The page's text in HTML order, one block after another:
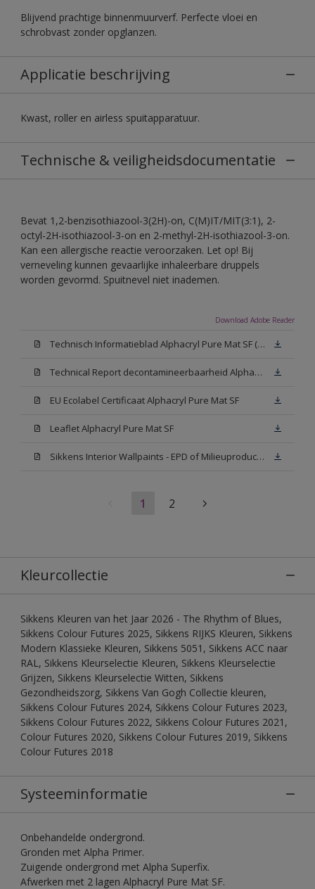
Blijvend prachtige binnenmuurverf. Perfecte vloei en
schrobvast zonder opglanzen.
Applicatie beschrijving
Kwast, roller en airless spuitapparatuur.
Technische & veiligheidsdocumentatie
Bevat 1,2-benzisothiazool-3(2H)-on, C(M)IT/MIT(3:1), 2-
octyl-2H-isothiazool-3-on en 2-methyl-2H-isothiazool-3-on.
Kan een allergische reactie veroorzaken. Let op! Bij
verneveling kunnen gevaarlijke inhaleerbare druppels
worden gevormd. Spuitnevel niet inademen.
Download Adobe Reader
Technisch Informatieblad Alphacryl Pure Mat SF (New Livery) (PDF)
Technical Report decontamineerbaarheid Alphacryl Pure Mat SF
EU Ecolabel Certificaat Alphacryl Pure Mat SF
Leaflet Alphacryl Pure Mat SF
Sikkens Interior Wallpaints - EPD of Milieuproductverklaring
1 2
Kleurcollectie
Sikkens Kleuren van het Jaar 2026 - The Rhythm of Blues,
Sikkens Colour Futures 2025, Sikkens RIJKS Kleuren, Sikkens
Modern Klassieke Kleuren, Sikkens 5051, Sikkens ACC naar
RAL, Sikkens Kleurselectie Kleuren, Sikkens Kleurselectie
Grijzen, Sikkens Kleurselectie Witten, Sikkens
Gezondheidszorg, Sikkens Van Gogh Collectie kleuren,
Sikkens Colour Futures 2024, Sikkens Colour Futures 2023,
Sikkens Colour Futures 2022, Sikkens Colour Futures 2021,
Colour Futures 2020, Sikkens Colour Futures 2019, Sikkens
Colour Futures 2018
Systeeminformatie
Onbehandelde ondergrond.
Gronden met Alpha Primer.
Zuigende ondergrond met Alpha Superfix.
Afwerken met 2 lagen Alphacryl Pure Mat SF.